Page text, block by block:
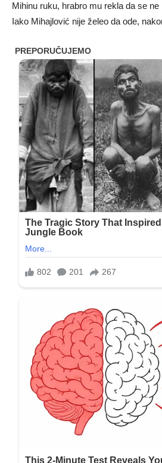
Mihinu ruku, hrabro mu rekla da se ne
Iako Mihajlović nije želeo da ode,